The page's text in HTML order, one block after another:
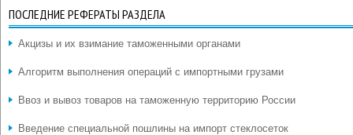
ПОСЛЕДНИЕ РЕФЕРАТЫ РАЗДЕЛА
Акцизы и их взимание таможенными органами
Алгоритм выполнения операций с импортными грузами
Ввоз и вывоз товаров на таможенную территорию России
Введение специальной пошлины на импорт стеклосеток